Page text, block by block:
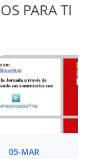
PARA TI
05-MAR